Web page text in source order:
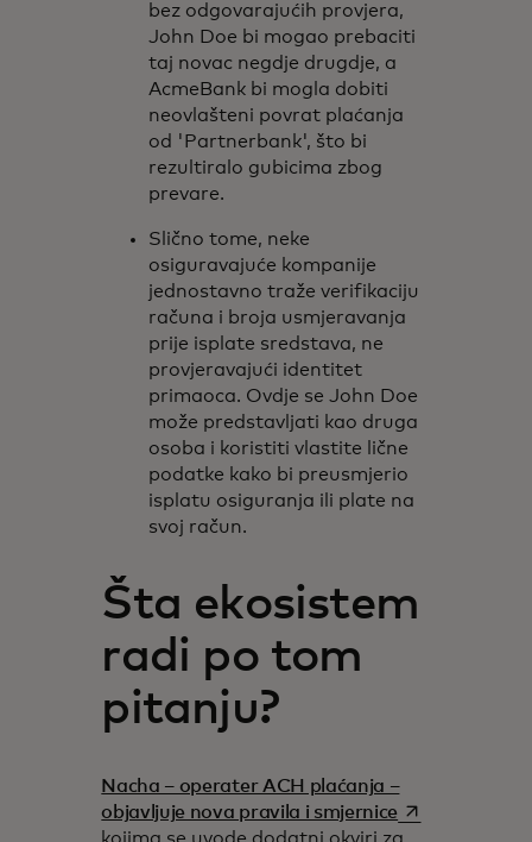
bez odgovarajućih provjera,
John Doe bi mogao prebaciti
taj novac negdje drugdje, a
AcmeBank bi mogla dobiti
neovlašteni povrat plaćanja
od 'Partnerbank', što bi
rezultiralo gubicima zbog
prevare.
Slično tome, neke
osiguravajuće kompanije
jednostavno traže verifikaciju
računa i broja usmjeravanja
prije isplate sredstava, ne
provjeravajući identitet
primaoca. Ovdje se John Doe
može predstavljati kao druga
osoba i koristiti vlastite lične
podatke kako bi preusmjerio
isplatu osiguranja ili plate na
svoj račun.
Šta ekosistem
radi po tom
pitanju?
Nacha – operater ACH plaćanja –
objavljuje nova pravila i smjernice opens in a